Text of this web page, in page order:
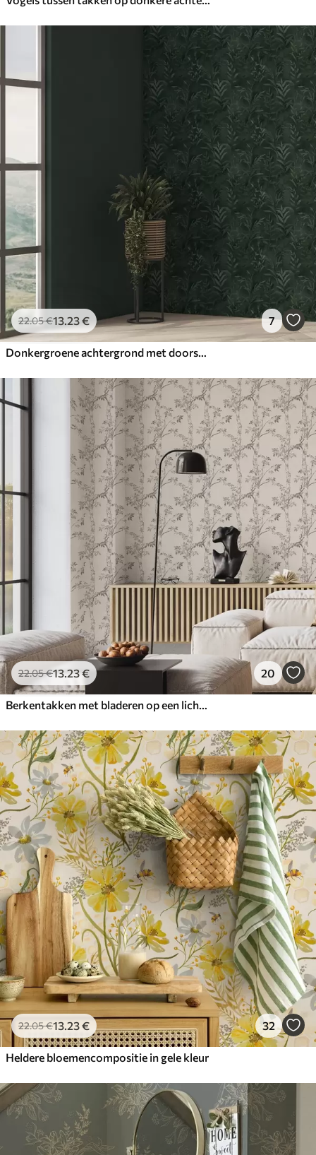
22.05€13.23€ 7
Donkergroene achtergrond met doorschijnende bladeren
22.05€13.23€ 20
Berkentakken met bladeren op een lichte achtergrond
22.05€13.23€ 32
Heldere bloemencompositie in gele kleur